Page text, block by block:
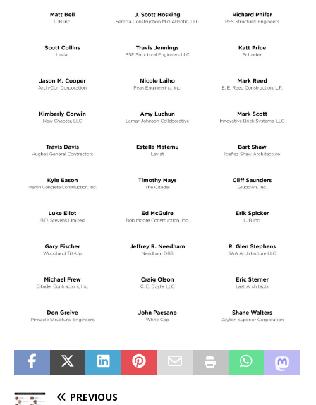
PREVIOUS